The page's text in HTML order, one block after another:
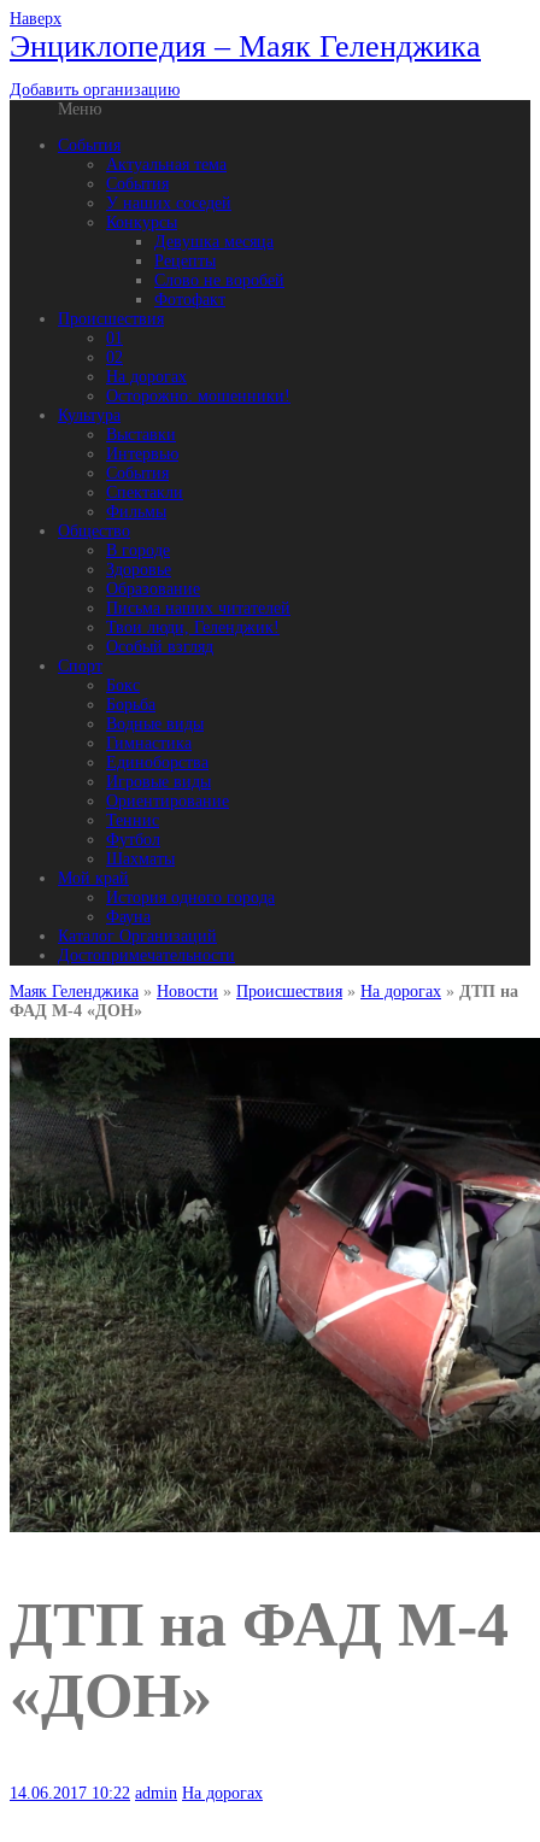
Наверх
Энциклопедия – Маяк Геленджика
Добавить организацию
Меню
События
Актуальная тема
События
У наших соседей
Конкурсы
Девушка месяца
Рецепты
Слово не воробей
Фотофакт
Происшествия
01
02
На дорогах
Осторожно: мошенники!
Культура
Выставки
Интервью
События
Спектакли
Фильмы
Общество
В городе
Здоровье
Образование
Письма наших читателей
Твои люди, Геленджик!
Особый взгляд
Спорт
Бокс
Борьба
Водные виды
Гимнастика
Единоборства
Игровые виды
Ориентирование
Теннис
Футбол
Шахматы
Мой край
История одного города
Фауна
Каталог Организаций
Достопримечательности
Маяк Геленджика » Новости » Происшествия » На дорогах » ДТП на
ФАД М-4 «ДОН»
ДТП на ФАД М-4
«ДОН»
14.06.2017 10:22 admin На дорогах